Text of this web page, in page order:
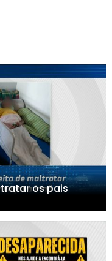
os pais